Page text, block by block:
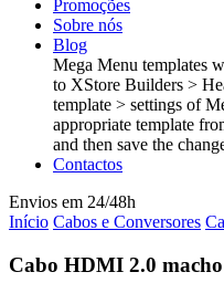
Promoções
Sobre nós
Blog
Mega Menu templates
to XStore Builders >
template > settings of
appropriate template
and then save the
Contactos
Envios em 24/48h
Início Cabos e Conversores
Cabo HDMI 2.0